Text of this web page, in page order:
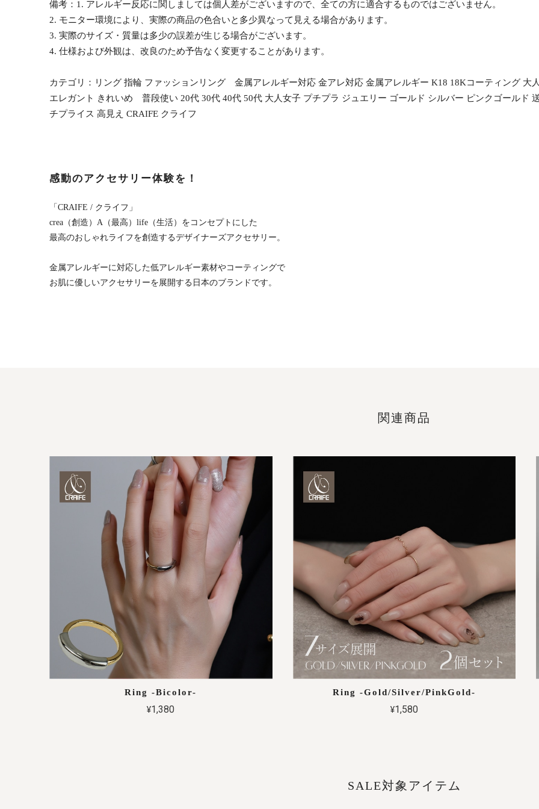
備考：1. アレルギー反応に関しましては個人差がございますので、全ての方に適合するものではございません。
2. モニター環境により、実際の商品の色合いと多少異なって見える場合があります。
3. 実際のサイズ・質量は多少の誤差が生じる場合がございます。
4. 仕様および外観は、改良のため予告なく変更することがあります。
カテゴリ：リング 指輪 ファッションリング 金属アレルギー対応 金アレ対応 金属アレルギー K18 18Kコーティング 大
エレガント きれいめ 普段使い 20代 30代 40代 50代 大人女子 プチプラ ジュエリー ゴールド シルバー ピンクゴール
チプライス 高見え CRAIFE クライフ
感動のアクセサリー体験を！
「CRAIFE / クライフ」
crea（創造）A（最高）life（生活）をコンセプトにした
最高のおしゃれライフを創造するデザイナーズアクセサリー。
金属アレルギーに対応した低アレルギー素材やコーティングで
お肌に優しいアクセサリーを展開する日本のブランドです。
関連商品
Ring -Bicolor-
¥1,380
Ring -Gold/Silver/PinkGold-
¥1,580
SALE対象アイテム